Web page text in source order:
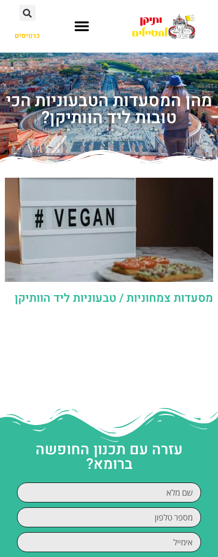
כרטיסים
מהן המסעדות הטבעוניות הכי
טובות ליד הוותיקן?
מסעדות צמחוניות / טבעוניות ליד הוותיקן
עזרה עם תכנון החופשה
ברומא?